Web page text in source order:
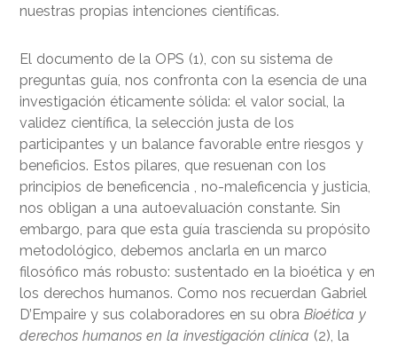
nuestras propias intenciones científicas.
El documento de la OPS (1), con su sistema de
preguntas guía, nos confronta con la esencia de una
investigación éticamente sólida: el valor social, la
validez científica, la selección justa de los
participantes y un balance favorable entre riesgos y
beneficios. Estos pilares, que resuenan con los
principios de beneficencia , no-maleficencia y justicia,
nos obligan a una autoevaluación constante. Sin
embargo, para que esta guía trascienda su propósito
metodológico, debemos anclarla en un marco
filosófico más robusto: sustentado en la bioética y en
los derechos humanos. Como nos recuerdan Gabriel
D’Empaire y sus colaboradores en su obra Bioética y
derechos humanos en la investigación clínica (2), la